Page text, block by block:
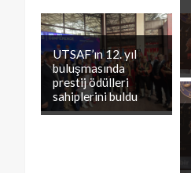
UTSAF’ın 12. yıl
buluşmasında
prestij ödülleri
sahiplerini buldu